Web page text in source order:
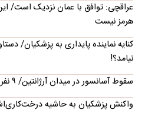
عراقچی: توافق با عمان نزدیک است/
هرمز نیست
کنایه نماینده پایداری به پزشکیان/
نیامد؟!
سقوط آسانسور در میدان آرژانتین/ ۹ نفر مصدوم شدند
واکنش پزشکیان به حاشیه